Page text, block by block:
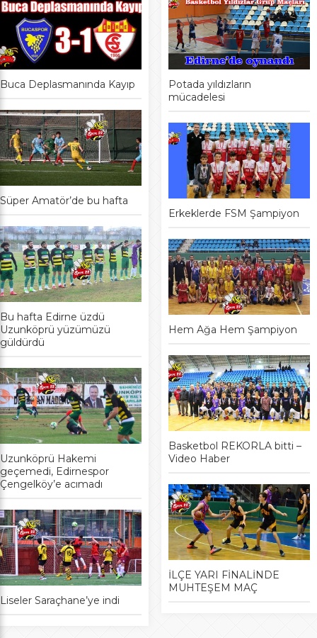
Buca Deplasmanında Kayıp
Süper Amatör’de bu hafta
Bu hafta Edirne üzdü
Uzunköprü yüzümüzü
güldürdü
Uzunköprü Hakemi
geçemedi, Edirnespor
Çengelköy’e acımadı
Liseler Saraçhane’ye indi
Potada yıldızların
mücadelesi
Erkeklerde FSM Şampiyon
Hem Ağa Hem Şampiyon
Basketbol REKORLA bitti –
Video Haber
İLÇE YARI FİNALİNDE
MUHTEŞEM MAÇ